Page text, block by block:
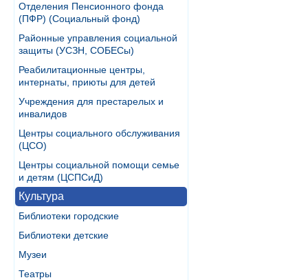
Отделения Пенсионного фонда
(ПФР) (Социальный фонд)
Районные управления социальной
защиты (УСЗН, СОБЕСы)
Реабилитационные центры,
интернаты, приюты для детей
Учреждения для престарелых и
инвалидов
Центры социального обслуживания
(ЦСО)
Центры социальной помощи семье
и детям (ЦСПСиД)
Культура
Библиотеки городские
Библиотеки детские
Музеи
Театры